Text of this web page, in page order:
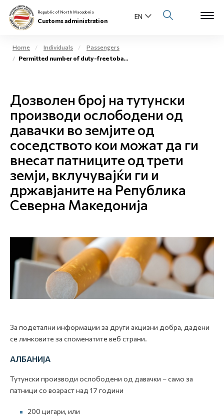
Individuals
Business community
E-Customs
Media center
Contact
Republic of North Macedonia
Customs administration
Home Individuals
Passengers
Permitted number of duty-free tobacco products in neighboring countries
Дозволен број на тутунски
производи ослободени од
давачки во земјите од
соседството кои можат да ги
внесат патниците од трети
земји, вклучувајќи ги и
државјаните на Република
Северна Македонија
За подетални информации за други акцизни добра, дадени
се линковите за споменатите веб страни.
АЛБАНИЈА
Тутунски производи ослободени од давачки – само за
патници со возраст над 17 години
200 цигари, или